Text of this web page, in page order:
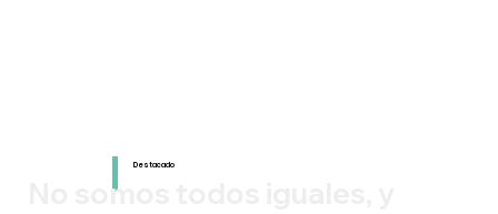
Destacado
No somos todos iguales, y